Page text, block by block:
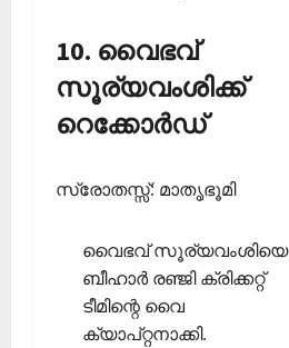
10. വൈഭവ്
സൂര്യവംശിക്ക്
റെക്കോര്‍ഡ്
സ്രോതസ്സ്: മാതൃഭൂമി
വൈഭവ് സൂര്യവംശിയെ
ബീഹാര്‍ രഞ്ജി ക്രിക്കറ്റ്
ടീമിന്റെ വൈ
ക്യാപ്റ്റനാക്കി.